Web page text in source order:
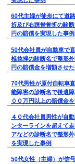
60代主婦が徒歩にて道
折及び右踵骨骨折の診
円の賠償を実現した事例
50代会社員が自動車で
椎捻挫の診断名で整形
円の賠償金を増額させた
70代男性が原付自転車
能障害の診断名で後遺
００万円以上の賠償金
４０代会社員男性が自
ンターラインを超えて
アなどの診断名で整形
を実現した事例
50代女性（主婦）が信